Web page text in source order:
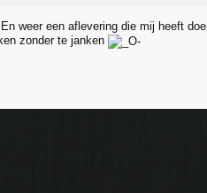
weer een aflevering die mij heeft
zonder te janken